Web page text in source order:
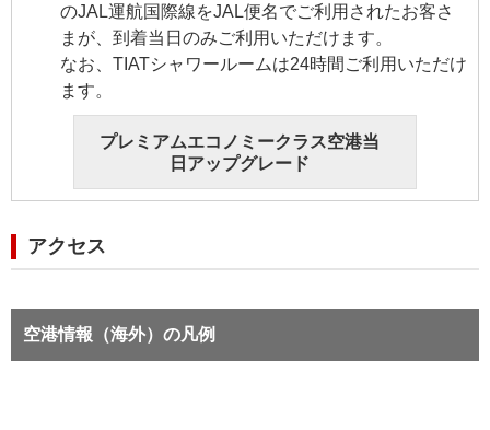
のJAL運航国際線をJAL便名でご利用されたお客さ
まが、到着当日のみご利用いただけます。
なお、TIATシャワールームは24時間ご利用いただけ
ます。
プレミアムエコノミークラス空港当
日アップグレード
アクセス
空港情報（海外）の凡例